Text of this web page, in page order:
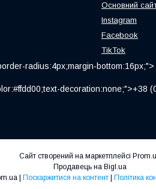
Основний
Instagram
Facebook
TikTok
radius:4px;margin-bottom:16px;">
Сайт створений на маркетплейсі
Продавець на Bigl.ua
Поскаржитися на контент Політика